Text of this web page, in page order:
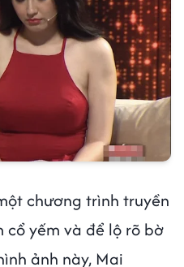
chương trình truyền
cổ yếm và để lộ rõ bờ
ảnh này, Mai